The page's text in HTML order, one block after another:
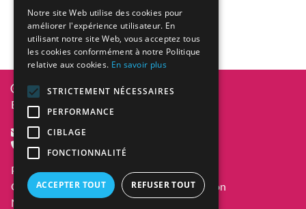
Connexion
Diversity In Design 2026
BE0836.101.101
info@pagination.be
+32 477 43 54 48
Politique de confidentialité
Conditions générales de vente et d’utilisation
Mentions légales
Notre site Web utilise des cookies pour
améliorer l'expérience utilisateur. En
utilisant notre site Web, vous acceptez tous
les cookies conformément à notre Politique
relative aux cookies. En savoir plus
STRICTEMENT NÉCESSAIRES
PERFORMANCE
CIBLAGE
FONCTIONNALITÉ
ACCEPTER TOUT REFUSER TOUT